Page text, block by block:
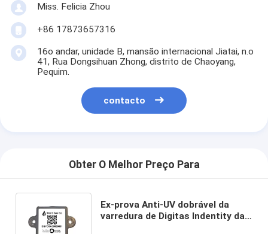
Miss. Felicia Zhou
+86 17873657316
16o andar, unidade B, mansão internacional Jiatai, n.o
41, Rua Dongsihuan Zhong, distrito de Chaoyang,
Pequim.
contacto
Obter O Melhor Preço Para
Ex-prova Anti-UV dobrável da
varredura de Digitas Indentity da